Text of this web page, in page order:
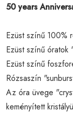
50 years
Ezüst színű 100%
Ezüst színű óratok
Ezüst színű
Rózsaszín
Az óra üvege
keményített